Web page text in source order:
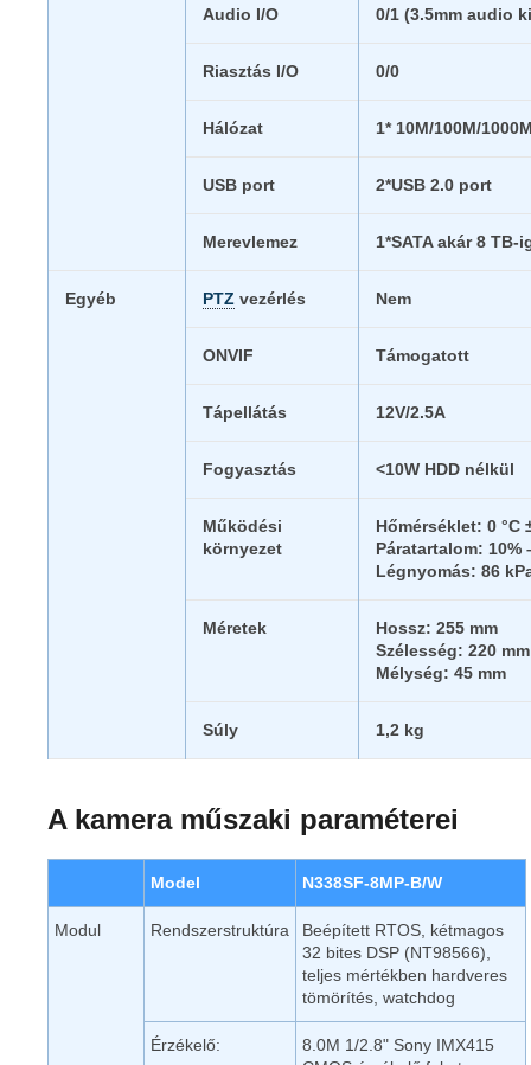
Audio I/O 0/1 (3.5mm audio
Riasztás I/O 0/0
Hálózat 1* 10M/100M/
USB port 2*USB 2.0 port
Merevlemez 1*SATA akár 8 TB-
Egyéb PTZ vezérlés Nem
ONVIF Támogatott
Tápellátás 12V/2.5A
Fogyasztás <10W HDD nélkül
Működési
környezet
Hőmérséklet: 0 °C
Páratartalom: 10%
Légnyomás: 86
Méretek
Hossz: 255 mm
Szélesség: 220 mm
Mélység: 45 mm
Súly 1,2 kg
A kamera műszaki paraméterei
Model N338SF-8MP-B/W
Modul Rendszerstruktúra
Beépített RTOS, kétmagos
32 bites DSP (NT98566),
teljes mértékben hardveres
tömörítés, watchdog
Érzékelő:
8.0M 1/2.8" Sony IMX415